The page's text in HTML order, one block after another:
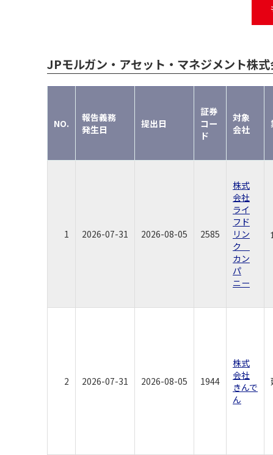
JPモルガン・アセット・マネジメント株
NO.
報告義務
発生日
提出日
証券
コー
ド
対象
会社
1 2026-07-31 2026-08-05 2585
株式
会社
ライ
フド
リン
ク
カン
パ
ニー
2 2026-07-31 2026-08-05 1944
株式
会社
きんで
ん